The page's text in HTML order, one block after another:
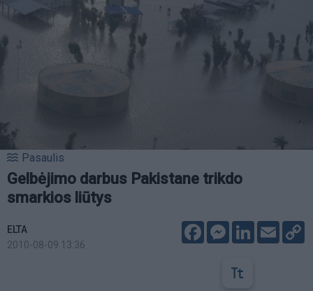
Pasaulis
Gelbėjimo darbus Pakistane trikdo
smarkios liūtys
ELTA
2010-08-09 13:36
FacebookMessenger
LinkedIn
Email